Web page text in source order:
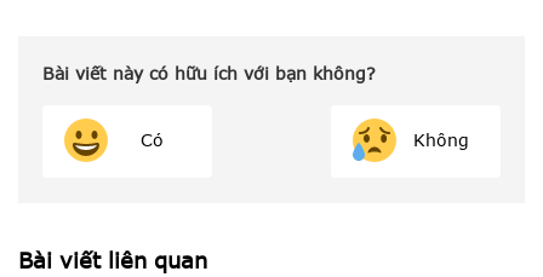
Bài viết này có hữu ích với bạn không?
Có Không
Bài viết liên quan